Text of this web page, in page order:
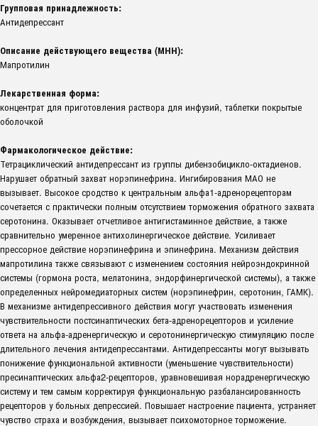
Групповая принадлежность:
Антидепрессант
Описание действующего вещества (МНН):
Мапротилин
Лекарственная форма:
концентрат для приготовления раствора для инфузий, таблетки покрытые
оболочкой
Фармакологическое действие:
Тетрациклический антидепрессант из группы дибензобицикло-октадиенов.
Нарушает обратный захват норэпинефрина. Ингибирования МАО не
вызывает. Высокое сродство к центральным альфа1-адренорецепторам
сочетается с практически полным отсутствием торможения обратного захвата
серотонина. Оказывает отчетливое антигистаминное действие, а также
сравнительно умеренное антихолинергическое действие. Усиливает
прессорное действие норэпинефрина и эпинефрина. Механизм действия
мапротилина также связывают с изменением состояния нейроэндокринной
системы (гормона роста, мелатонина, эндорфинергической системы), а также
определенных нейромедиаторных систем (норэпинефрин, серотонин, ГАМК).
В механизме антидепрессивного действия могут участвовать изменения
чувствительности постсинаптических бета-адренорецепторов и усиление
ответа на альфа-адренергическую и серотонинергическую стимуляцию после
длительного лечения антидепрессантами. Антидепрессанты могут вызывать
понижение функциональной активности (уменьшение чувствительности)
пресинаптических альфа2-рецепторов, уравновешивая норадренергическую
систему и тем самым корректируя функциональную разбалансированность
рецепторов у больных депрессией. Повышает настроение пациента, устраняет
чувство страха и возбуждения, вызывает психомоторное торможение.